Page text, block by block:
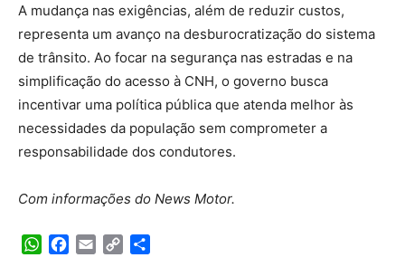
A mudança nas exigências, além de reduzir custos,
representa um avanço na desburocratização do sistema
de trânsito. Ao focar na segurança nas estradas e na
simplificação do acesso à CNH, o governo busca
incentivar uma política pública que atenda melhor às
necessidades da população sem comprometer a
responsabilidade dos condutores.
Com informações do News Motor.
WhatsApp
Facebook
Email Copy